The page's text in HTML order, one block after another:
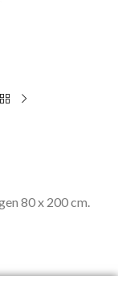
80 x 200 cm.